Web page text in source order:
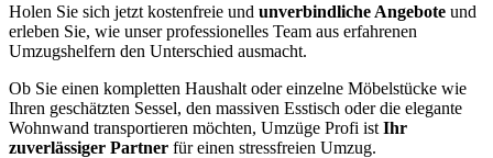
Holen Sie sich jetzt kostenfreie und unverbindliche Angebote und
erleben Sie, wie unser professionelles Team aus erfahrenen
Umzugshelfern den Unterschied ausmacht.
Ob Sie einen kompletten Haushalt oder einzelne Möbelstücke wie
Ihren geschätzten Sessel, den massiven Esstisch oder die elegante
Wohnwand transportieren möchten, Umzüge Profi ist Ihr
zuverlässiger Partner für einen stressfreien Umzug.